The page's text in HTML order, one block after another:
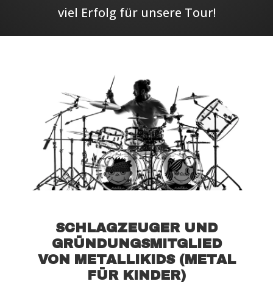
viel Erfolg für unsere Tour!
SCHLAGZEUGER UND
GRÜNDUNGSMITGLIED
VON METALLIKIDS (METAL
FÜR KINDER)